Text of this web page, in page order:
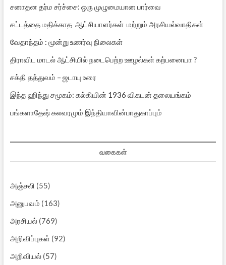
சனாதன தர்ம சர்ச்சை: ஒரு முழுமையான பார்வை
சட்டத்தை மதிக்காத ஆட்சியாளர்கள் மற்றும் அரசியல்வாதிகள்
வேதாந்தம் : மூன்று உணர்வு நிலைகள்
திராவிட மாடல் ஆட்சியில் நடைபெற்ற ஊழல்கள் கற்பனையா ?
சக்தி தத்துவம் – ஜடாயு உரை
இந்த ஹிந்து சமூகம்: கல்கியின் 1936 விகடன் தலையங்கம்
பங்களாதேஷ் கலவரமும் இந்தியாவின்பாதுகாப்பும்
வகைகள்
அஞ்சலி (55)
அனுபவம் (163)
அரசியல்(769)
அறிவிப்புகள்(92)
அறிவியல்(57)